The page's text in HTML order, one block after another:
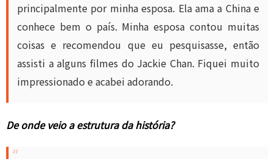
principalmente por minha esposa. Ela ama a China e
conhece bem o país. Minha esposa contou muitas
coisas e recomendou que eu pesquisasse, então
assisti a alguns filmes do Jackie Chan. Fiquei muito
impressionado e acabei adorando.
De onde veio a estrutura da história?